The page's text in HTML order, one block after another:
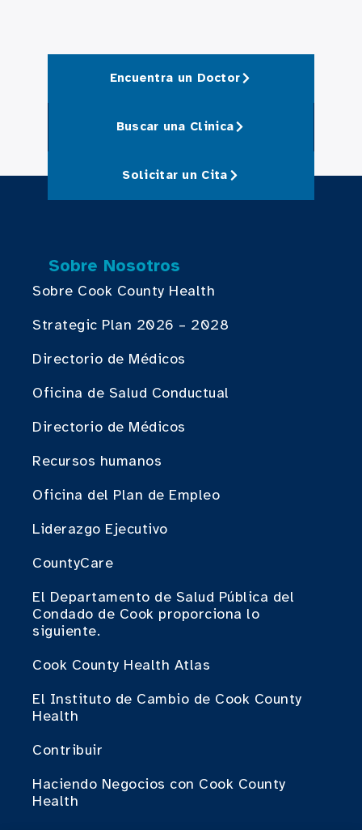
Encuentra un Doctor
Buscar una Clinica
Solicitar un Cita
Sobre Nosotros
Sobre Cook County Health
Strategic Plan 2026 – 2028
Directorio de Médicos
Oficina de Salud Conductual
Directorio de Médicos
Recursos humanos
Oficina del Plan de Empleo
Liderazgo Ejecutivo
CountyCare
El Departamento de Salud Pública del
Condado de Cook proporciona lo
siguiente.
Cook County Health Atlas
El Instituto de Cambio de Cook County
Health
Contribuir
Haciendo Negocios con Cook County
Health